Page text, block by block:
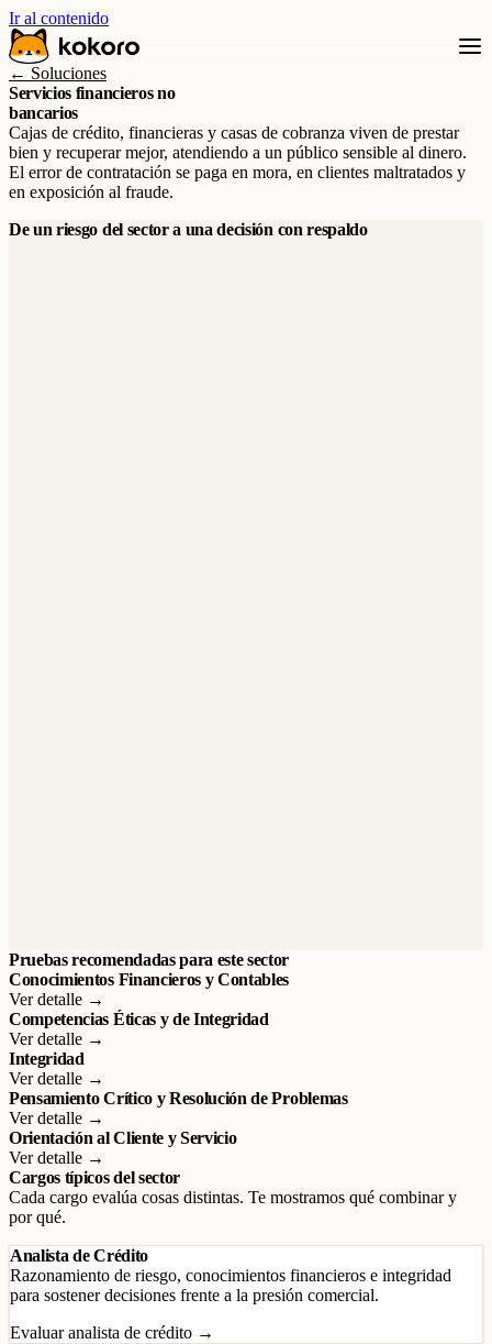
Ir al contenido
← Soluciones
Servicios financieros no
bancarios
Cajas de crédito, financieras y casas de cobranza viven de prestar
bien y recuperar mejor, atendiendo a un público sensible al dinero.
El error de contratación se paga en mora, en clientes maltratados y
en exposición al fraude.
De un riesgo del sector a una decisión con respaldo
Pruebas recomendadas para este sector
Conocimientos Financieros y Contables
Ver detalle →
Competencias Éticas y de Integridad
Ver detalle →
Integridad
Ver detalle →
Pensamiento Crítico y Resolución de Problemas
Ver detalle →
Orientación al Cliente y Servicio
Ver detalle →
Cargos típicos del sector
Cada cargo evalúa cosas distintas. Te mostramos qué combinar y
por qué.
Analista de Crédito
Razonamiento de riesgo, conocimientos financieros e integridad
para sostener decisiones frente a la presión comercial.
Evaluar analista de crédito →